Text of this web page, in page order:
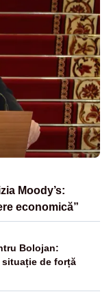
Moody’s:
economică”
Bolojan:
situație de forță